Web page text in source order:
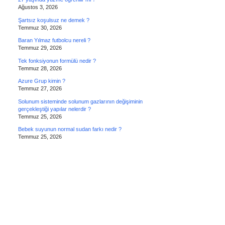
Ağustos 3, 2026
Şartsız koşulsuz ne demek ?
Temmuz 30, 2026
Baran Yılmaz futbolcu nereli ?
Temmuz 29, 2026
Tek fonksiyonun formülü nedir ?
Temmuz 28, 2026
Azure Grup kimin ?
Temmuz 27, 2026
Solunum sisteminde solunum gazlarının değişiminin
gerçekleştiği yapılar nelerdir ?
Temmuz 25, 2026
Bebek suyunun normal sudan farkı nedir ?
Temmuz 25, 2026